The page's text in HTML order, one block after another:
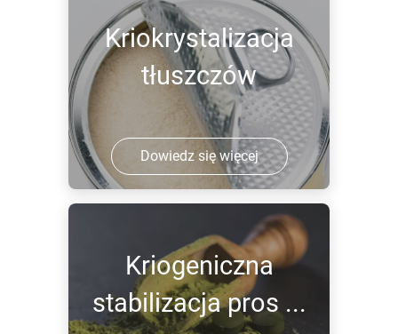
Kriokrystalizacja
tłuszczów
Dowiedz się więcej
Kriogeniczna
stabilizacja pros ...